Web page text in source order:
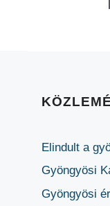
Elindult a
Gyöngyösi
Gyöngyösi